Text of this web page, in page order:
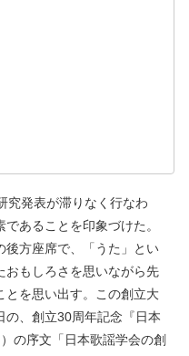
発表が滞りなく行なわ
あることを印象づけた。
後方座席で、「うた」とい
おもしろさを思いながら先
とを思い出す。この創立大
の、創立30周年記念『日本
の序文「日本歌謡学会の創